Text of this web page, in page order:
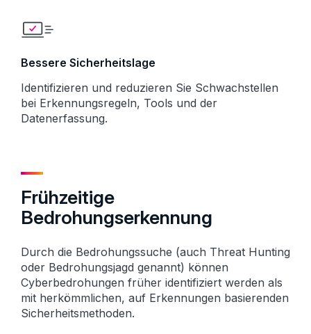
Bessere Sicherheitslage
Identifizieren und reduzieren Sie Schwachstellen
bei Erkennungsregeln, Tools und der
Datenerfassung.
Frühzeitige
Bedrohungserkennung
Durch die Bedrohungssuche (auch Threat Hunting
oder Bedrohungsjagd genannt) können
Cyberbedrohungen früher identifiziert werden als
mit herkömmlichen, auf Erkennungen basierenden
Sicherheitsmethoden.